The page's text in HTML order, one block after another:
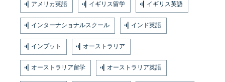
アメリカ英語 イギリス留学 イギリス英語
インターナショナルスクール インド英語
インプット オーストラリア
オーストラリア留学 オーストラリア英語